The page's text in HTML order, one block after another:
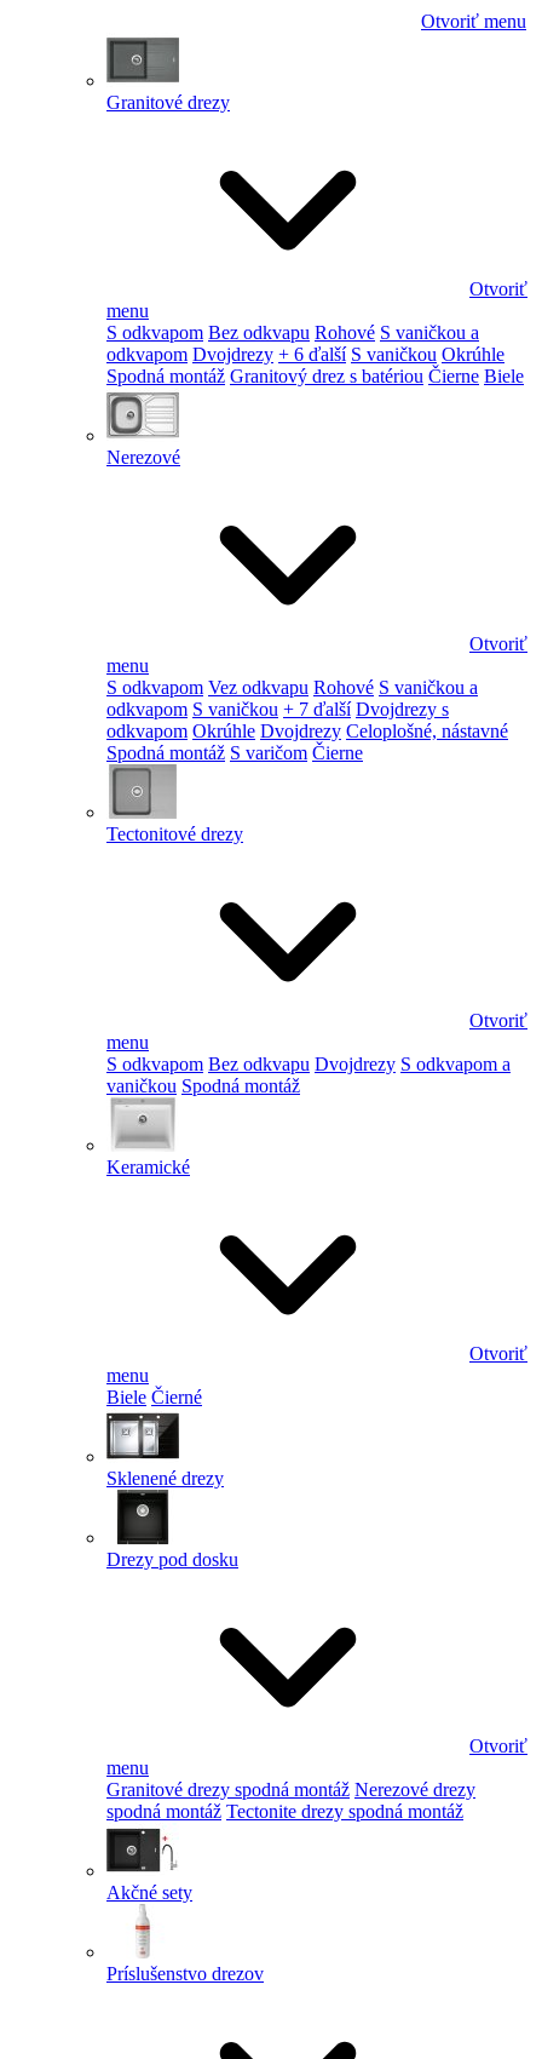
Otvoriť menu
Granitové drezy
Otvoriť
menu
S odkvapom Bez odkvapu Rohové S vaničkou a
odkvapom Dvojdrezy + 6 ďalší S vaničkou Okrúhle
Spodná montáž Granitový drez s batériou Čierne Biele
Nerezové
Otvoriť
menu
S odkvapom Vez odkvapu Rohové S vaničkou a
odkvapom S vaničkou + 7 ďalší Dvojdrezy s
odkvapom Okrúhle Dvojdrezy Celoplošné, nástavné
Spodná montáž S varičom Čierne
Tectonitové drezy
Otvoriť
menu
S odkvapom Bez odkvapu Dvojdrezy S odkvapom a
vaničkou Spodná montáž
Keramické
Otvoriť
menu
Biele Čierné
Sklenené drezy
Drezy pod dosku
Otvoriť
menu
Granitové drezy spodná montáž Nerezové drezy
spodná montáž Tectonite drezy spodná montáž
Akčné sety
Príslušenstvo drezov